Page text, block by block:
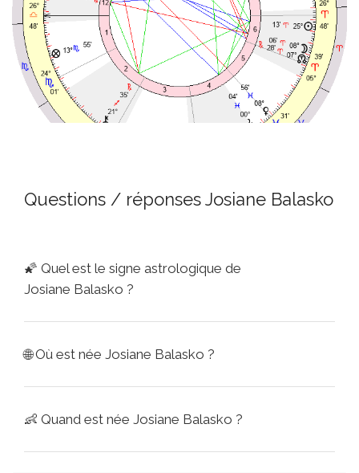
Questions / réponses Josiane Balasko
🌠 Quel est le signe astrologique de
Josiane Balasko ?
🌐Où est née Josiane Balasko ?
👶 Quand est née Josiane Balasko ?